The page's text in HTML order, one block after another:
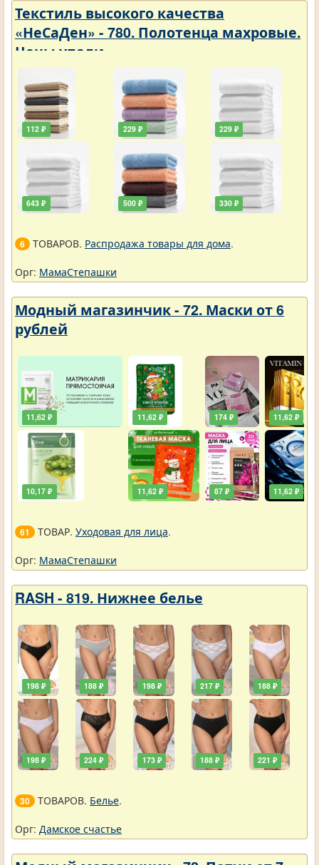
Текстиль высокого качества
«НеСаДен» - 780. Полотенца махровые.
Цены упали
112 ₽
643 ₽
229 ₽
500 ₽
229 ₽
330 ₽
6 ТОВАРОВ. Распродажа товары для дома.
Орг: МамаСтепашки
Модный магазинчик - 72. Маски от 6
рублей
11,62 ₽
10,17 ₽
11,62 ₽
11,62 ₽
174 ₽
87 ₽
11,62 ₽
11,62 ₽
61 ТОВАР. Уходовая для лица.
Орг: МамаСтепашки
RASH - 819. Нижнее белье
198 ₽
198 ₽
188 ₽
224 ₽
198 ₽
173 ₽
217 ₽
188 ₽
188 ₽
221 ₽
30 ТОВАРОВ. Белье.
Орг: Дамское счастье